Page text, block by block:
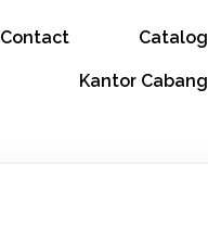
Contact Catalog
Kantor Cabang